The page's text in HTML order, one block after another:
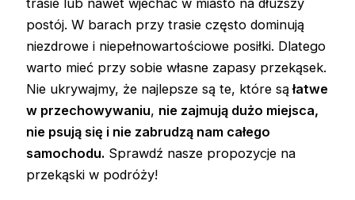
trasie lub nawet wjechać w miasto na dłuższy
postój. W barach przy trasie często dominują
niezdrowe i niepełnowartościowe posiłki. Dlatego
warto mieć przy sobie własne zapasy przekąsek.
Nie ukrywajmy, że najlepsze są te, które są łatwe
w przechowywaniu, nie zajmują dużo miejsca,
nie psują się i nie zabrudzą nam całego
samochodu. Sprawdź nasze propozycje na
przekąski w podróży!